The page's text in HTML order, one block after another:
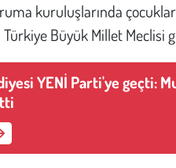
kuruluşlarında
Büyük Millet Meclisi
YENİ Parti'ye geçti: